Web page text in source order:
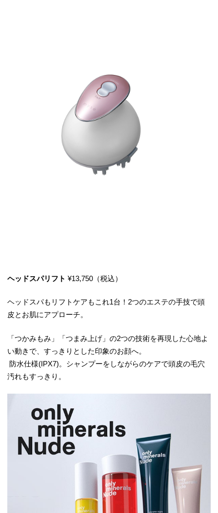
ヘッドスパリフト ¥13,750（税込）
ヘッドスパもリフトケアもこれ1台！2つのエステの手技で頭
皮とお肌にアプローチ。
「つかみもみ」「つまみ上げ」の2つの技術を再現した心地よ
い動きで、すっきりとした印象のお顔へ。
防水仕様(IPX7)。シャンプーをしながらのケアで頭皮の毛穴
汚れもすっきり。